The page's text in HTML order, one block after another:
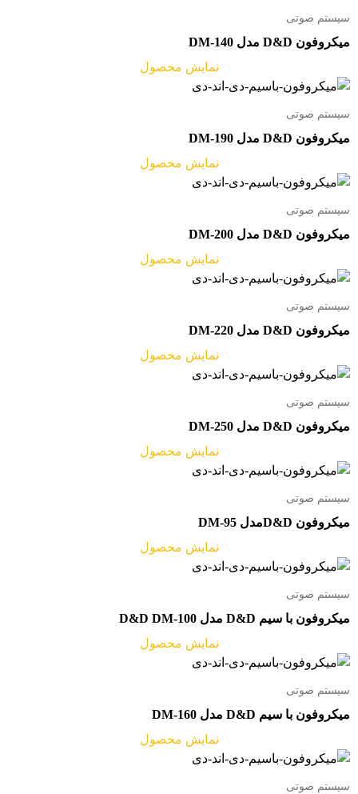
سیستم صوتی
میکروفون D&D مدل DM-140
نمایش محصول
سیستم صوتی
میکروفون D&D مدل DM-190
نمایش محصول
سیستم صوتی
میکروفون D&D مدل DM-200
نمایش محصول
سیستم صوتی
میکروفون D&D مدل DM-220
نمایش محصول
سیستم صوتی
میکروفون D&D مدل DM-250
نمایش محصول
سیستم صوتی
میکروفون D&Dمدل DM-95
نمایش محصول
سیستم صوتی
میکروفون با سیم D&D مدل D&D DM-100
نمایش محصول
سیستم صوتی
میکروفون با سیم D&D مدل DM-160
نمایش محصول
سیستم صوتی